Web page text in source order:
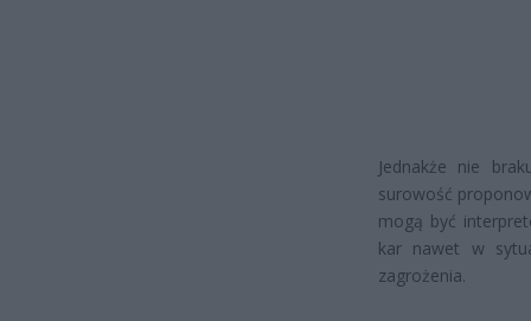
Jednakże nie
surowość
mogą być
kar nawet w
zagrożenia.